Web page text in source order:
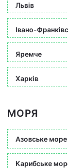
Львів
Івано-
Яремче
Харків
МОРЯ
Азовське море
Карибське